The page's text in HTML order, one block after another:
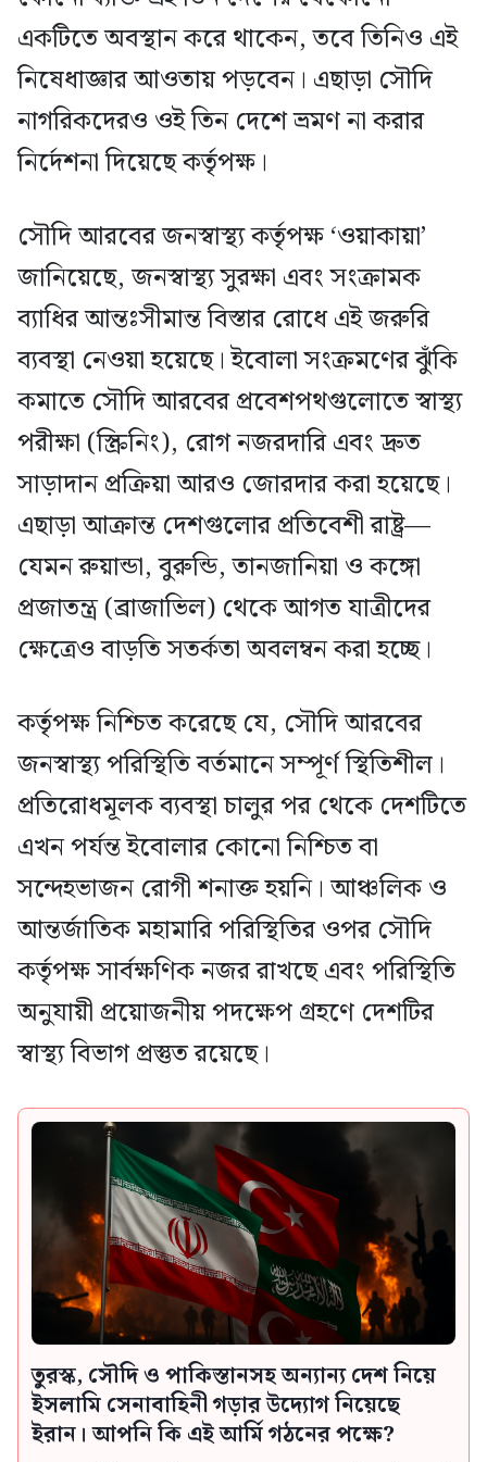
একটিতে অবস্থান করে থাকেন, তবে তিনিও এই
নিষেধাজ্ঞার আওতায় পড়বেন। এছাড়া সৌদি
নাগরিকদেরও ওই তিন দেশে ভ্রমণ না করার
নির্দেশনা দিয়েছে কর্তৃপক্ষ।
সৌদি আরবের জনস্বাস্থ্য কর্তৃপক্ষ ‘ওয়াকায়া’
জানিয়েছে, জনস্বাস্থ্য সুরক্ষা এবং সংক্রামক
ব্যাধির আন্তঃসীমান্ত বিস্তার রোধে এই জরুরি
ব্যবস্থা নেওয়া হয়েছে। ইবোলা সংক্রমণের ঝুঁকি
কমাতে সৌদি আরবের প্রবেশপথগুলোতে স্বাস্থ্য
পরীক্ষা (স্ক্রিনিং), রোগ নজরদারি এবং দ্রুত
সাড়াদান প্রক্রিয়া আরও জোরদার করা হয়েছে।
এছাড়া আক্রান্ত দেশগুলোর প্রতিবেশী রাষ্ট্র—
যেমন রুয়ান্ডা, বুরুন্ডি, তানজানিয়া ও কঙ্গো
প্রজাতন্ত্র (ব্রাজাভিল) থেকে আগত যাত্রীদের
ক্ষেত্রেও বাড়তি সতর্কতা অবলম্বন করা হচ্ছে।
কর্তৃপক্ষ নিশ্চিত করেছে যে, সৌদি আরবের
জনস্বাস্থ্য পরিস্থিতি বর্তমানে সম্পূর্ণ স্থিতিশীল।
প্রতিরোধমূলক ব্যবস্থা চালুর পর থেকে দেশটিতে
এখন পর্যন্ত ইবোলার কোনো নিশ্চিত বা
সন্দেহভাজন রোগী শনাক্ত হয়নি। আঞ্চলিক ও
আন্তর্জাতিক মহামারি পরিস্থিতির ওপর সৌদি
কর্তৃপক্ষ সার্বক্ষণিক নজর রাখছে এবং পরিস্থিতি
অনুযায়ী প্রয়োজনীয় পদক্ষেপ গ্রহণে দেশটির
স্বাস্থ্য বিভাগ প্রস্তুত রয়েছে।
তুরস্ক, সৌদি ও পাকিস্তানসহ অন্যান্য দেশ নিয়ে
ইসলামি সেনাবাহিনী গড়ার উদ্যোগ নিয়েছে
ইরান। আপনি কি এই আর্মি গঠনের পক্ষে?